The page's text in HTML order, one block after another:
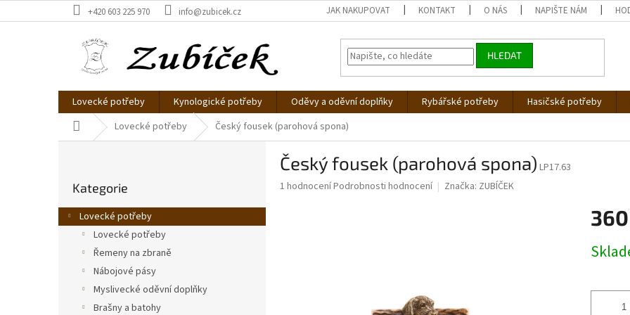
na
+420 603 225 970 info@zubicek.cz JAK NAKUPOVAT KONTAKT O NÁS NAPIŠTE NÁM
HLEDAT
Lovecké potřeby Kynologické potřeby Oděvy a oděvní doplňky Rybářské potřeby Hasičské potřeby
Domů Lovecké potřeby Český fousek (parohová spona)
r
a
kategorie
Kategorie
Lovecké potřeby
Lovecké potřeby
Řemeny na zbraně
Nábojové pásy
Myslivecké oděvní doplňky
Brašny a batohy
Český fousek (parohová spona) LP17.63
Průměrné
1 hodnoceníPodrobnosti hodnocení Značka: ZUBÍČEK
cena: